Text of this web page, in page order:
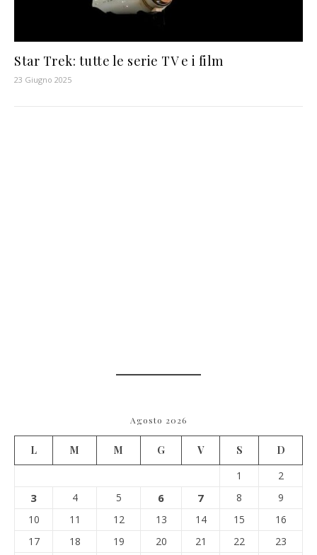
Star Trek: tutte le serie TV e i film
23 Giugno 2025
Agosto 2026
L M M G V S
D
1
2
3 4 5 6 7 8
9
10
11 12 13 14 15
16
17
18 19 20 21 22
23